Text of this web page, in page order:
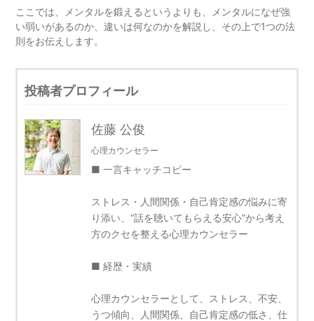
ここでは、メンタルを鍛えるというよりも、メンタルになぜ強
い弱いがあるのか、違いは何なのかを解説し、その上で1つの法
則をお伝えします。
投稿者プロフィール
佐藤 公俊
心理カウンセラー
■ 一言キャッチコピー
ストレス・人間関係・自己肯定感の悩みに寄
り添い、“話を聴いてもらえる安心”から考え
方のクセを整える心理カウンセラー
■ 経歴・実績
心理カウンセラーとして、ストレス、不安、
うつ傾向、人間関係、自己肯定感の低さ、仕